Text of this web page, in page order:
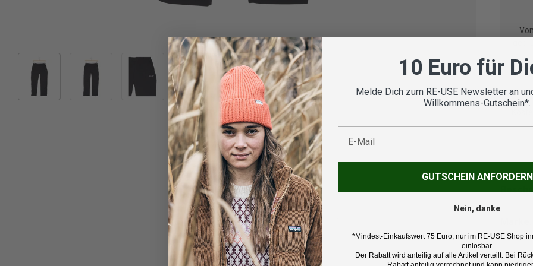
Bild 2 in Galerieansicht laden
Bild 3 in Galerieansicht laden
Jack
10 Euro für
Melde Dich zum RE-USE Newsletter an
Willkommens-Gutschein*.
GUTSCHEIN ANFORDERN
Nein, danke
*Mindest-Einkaufswert 75 Euro, nur im RE-USE Shop
einlösbar.
Der Rabatt wird anteilig auf alle Artikel verteilt. Bei